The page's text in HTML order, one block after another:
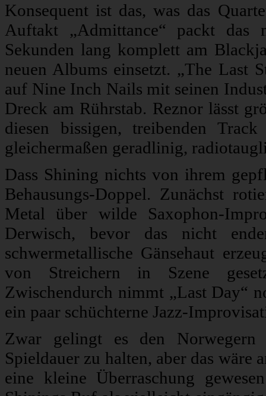
Konsequent ist das, was das
Auftakt „Admittance“ packt das
Sekunden lang komplett am
neuen Albums einsetzt. „The Last
auf Nine Inch Nails mit seinen
Dreck am Rührstab. Reznor lässt
diesen bissigen, treibenden
gleichermaßen geradlinig,
Dass Shining nichts von ihrem
Behausungs-Doppel. Zunächst
Metal über wilde Saxophon-
Derwisch, bevor das nicht
schwermetallische Gänsehaut
von Streichern in Szene
Zwischendurch nimmt „Last Day“
ein paar schüchterne Jazz-
Zwar gelingt es den
Spieldauer zu halten, aber das wäre
eine kleine Überraschung